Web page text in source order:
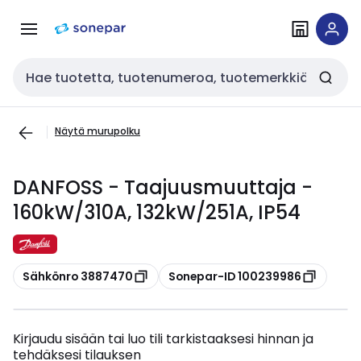
navigointiinsisältöön
Haku
Näytä murupolku
DANFOSS - Taajuusmuuttaja -
160kW/310A, 132kW/251A, IP54
Kopioi
Sähkönro 3887470 Kopioi
Sonepar-ID 100239986
Kirjaudu sisään tai luo tili tarkistaaksesi hinnan ja
tehdäksesi tilauksen